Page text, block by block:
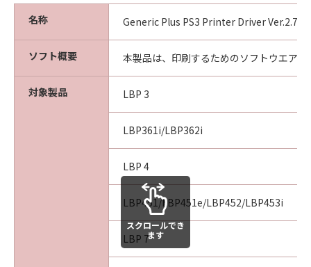
名称 Generic Plus PS3 Printer Driver Ver.2.72
ソフト概要 本製品は、印刷するためのソフトウエアで
対象製品 LBP 3
LBP361i/LBP362i
LBP 4
LBP451/LBP451e/LBP452/LBP453i
LBP 7
スクロールでき
ます